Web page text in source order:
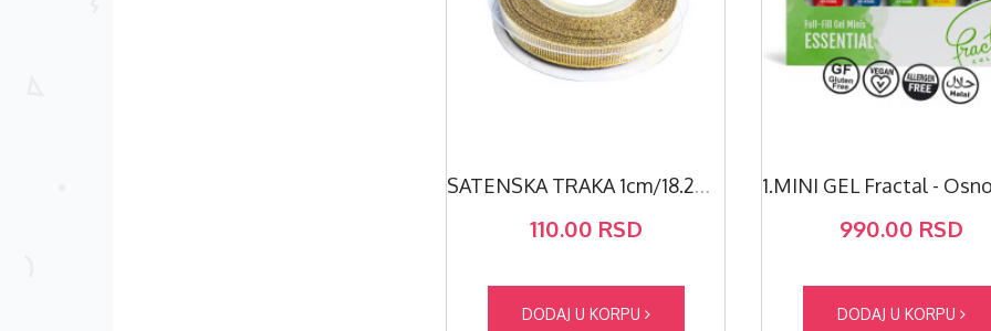
SATENSKA TRAKA 1cm/18.2m - ZLATNA
110.00 RSD
DODAJ U KORPU
990.00 RSD
DODAJ U KORPU